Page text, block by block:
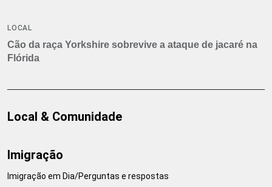
LOCAL
Cão da raça Yorkshire sobrevive a ataque de jacaré na
Flórida
Local & Comunidade
Imigração
Imigração em Dia/Perguntas e respostas